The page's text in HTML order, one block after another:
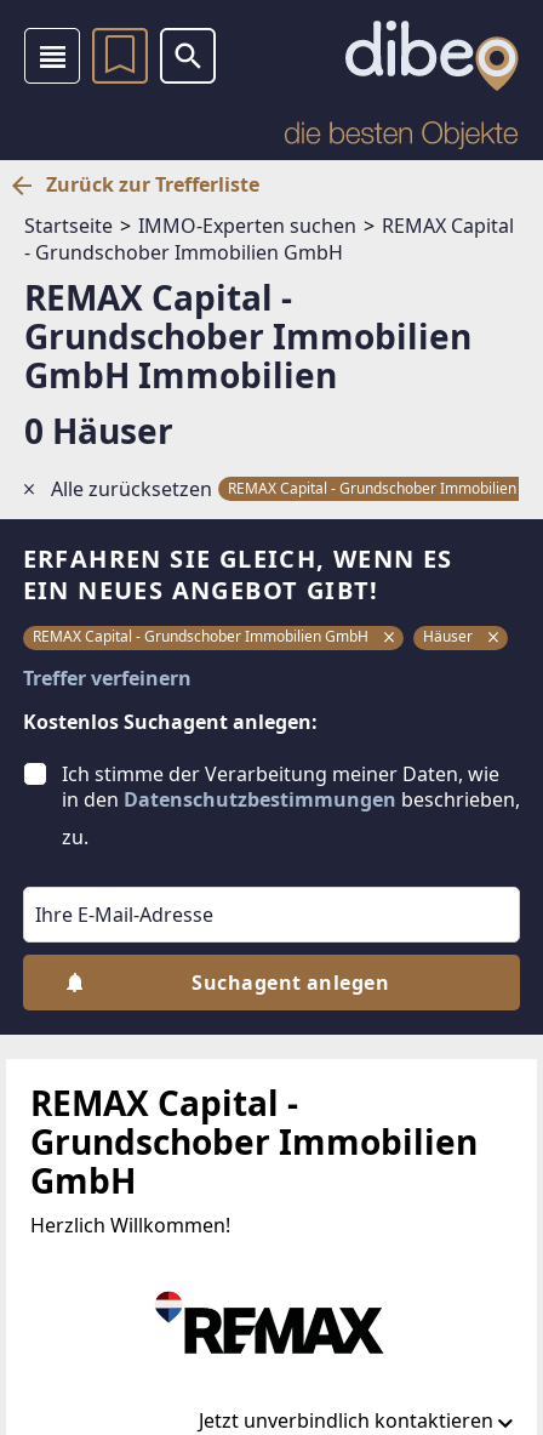
Zurück zur Trefferliste
Startseite
IMMO-Experten suchen
REMAX Capital
- Grundschober Immobilien GmbH
REMAX Capital -
Grundschober Immobilien
GmbH Immobilien
0 Häuser
Alle zurücksetzen REMAX Capital - Grundschober Immobilien
ERFAHREN SIE GLEICH, WENN ES
EIN NEUES ANGEBOT GIBT!
REMAX Capital - Grundschober Immobilien GmbH Häuser
Treffer verfeinern
Kostenlos Suchagent anlegen:
Ich stimme der Verarbeitung meiner Daten, wie
in den Datenschutzbestimmungen beschrieben,
zu.
Suchagent anlegen
REMAX Capital -
Grundschober Immobilien
GmbH
Herzlich Willkommen!
Jetzt unverbindlich kontaktieren